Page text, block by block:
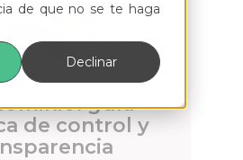
de que no se te haga
Declinar
en tu
guía
de control y